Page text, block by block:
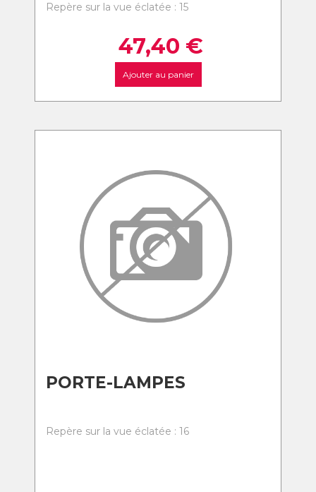
Repère sur la vue éclatée : 15
47,40 €
Ajouter au panier
PORTE-LAMPES
Repère sur la vue éclatée : 16